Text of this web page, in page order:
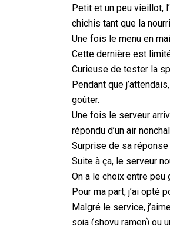
Petit et un peu vieillot,
chichis tant que la
Une fois le menu en
Cette dernière est
Curieuse de tester la
Pendant que
goûter.
Une fois le serveur
répondu d’un air
Surprise de sa
Suite à ça, le serveur
On a le choix entre
Pour ma part, j’ai opté
Malgré le service,
soja (shoyu ramen) ou